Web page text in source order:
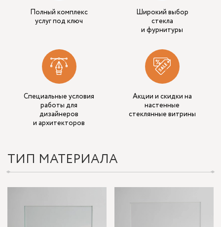
Полный комплекс
услуг под ключ
Широкий выбор
стекла
и фурнитуры
Специальные условия
работы для
дизайнеров
и архитекторов
Акции и скидки на
настенные
стеклянные витрины
ТИП МАТЕРИАЛА